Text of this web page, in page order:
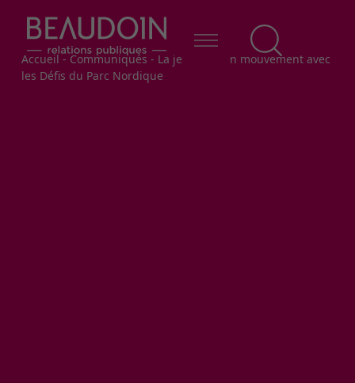
Fil d'Ariane
Accueil-Communiqués - La jeunesse en mouvement avec
les Défis du Parc Nordique